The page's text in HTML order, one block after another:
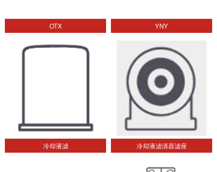
OTX YNY
冷却液滤 冷却液滤清器滤座